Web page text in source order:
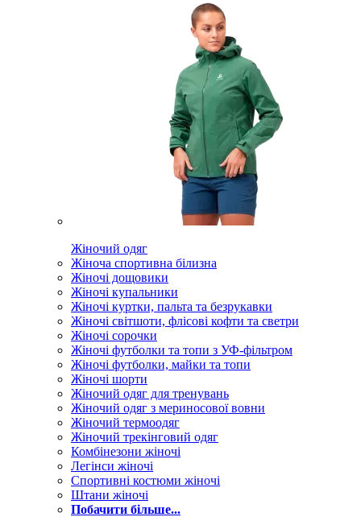
Жіночий одяг
Жіноча спортивна білизна
Жіночі дощовики
Жіночі купальники
Жіночі куртки, пальта та безрукавки
Жіночі світшоти, флісові кофти та светри
Жіночі сорочки
Жіночі футболки та топи з УФ-фільтром
Жіночі футболки, майки та топи
Жіночі шорти
Жіночий одяг для тренувань
Жіночий одяг з мериносової вовни
Жіночий термоодяг
Жіночий трекінговий одяг
Комбінезони жіночі
Легінси жіночі
Спортивні костюми жіночі
Штани жіночі
Побачити більше...